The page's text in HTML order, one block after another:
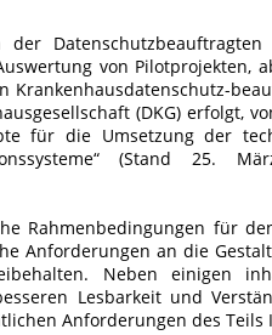
von Pilotprojekten,
Krankenhausdatenschutz-
(DKG) erfolgt,
für die Umsetzung der
(Stand 25.
Rahmenbedingungen für
Anforderungen an die
Neben einigen
Lesbarkeit und
Anforderungen des Teils